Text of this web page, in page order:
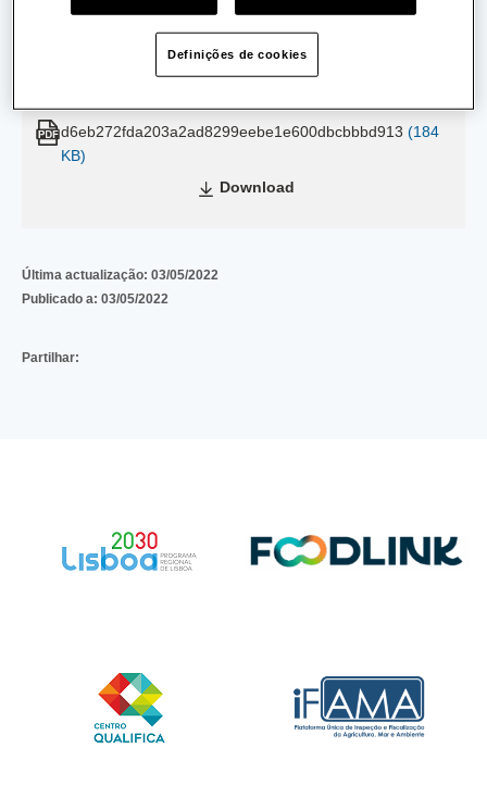
d6eb272fda203a2ad8299eebe1e600dbcbbbd913 (184
KB)
Download
Última actualização: 03/05/2022
Publicado a: 03/05/2022
Partilhar:
Definições de cookies